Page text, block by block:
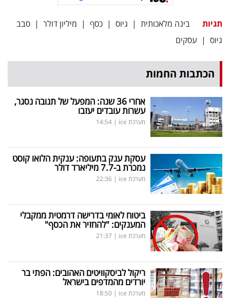
תגיות בינה מלאכותית | גיוס | כסף | מיליון דולר | סבב
גיוס | עסקים
הכתבות החמות
אחרי 36 שנה: המפעל של תנובה נסגר,
עשרות עובדים יעזבו
מערכת ice |
14:54
עסקת ענק בתעופה: ענקית הלואו קוסט
נמכרת ב-7.7 מיליארד דולר
מערכת ice |
22:36
ביטוח לאומי בדרישה דרמטית ממקבלי
המענקים: "להחזיר את הכסף"
מערכת ice |
21:37
ריקול לביסקוויטים האהובים: הפתי בר
יורדים מהמדפים בישראל
מערכת ice |
18:50